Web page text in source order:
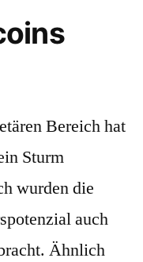
Bereich hat
Sturm
wurden die
auch
Ähnlich